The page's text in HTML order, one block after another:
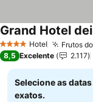
4 EstrelasHotel Frutos
Grand Hotel
8,5 Excelente 2.117
Selecione as
exatos.